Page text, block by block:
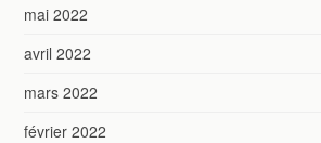
mai 2022
avril 2022
mars 2022
février 2022